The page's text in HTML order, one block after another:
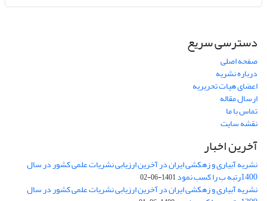
دسترسی سریع
صفحه اصلی
درباره نشریه
اعضای هیات تحریریه
ارسال مقاله
تماس با ما
نقشه سایت
آخرین اخبار
نشریه آبیاری و زهکشی ایران در آخرین ارزیابی نشریات علمی کشور در سال
1400رتبه ب را کسب نمود 1401-06-02
نشریه آبیاری و زهکشی ایران در آخرین ارزیابی نشریات علمی کشور در سال